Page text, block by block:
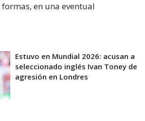
en una eventual
Estuvo en Mundial 2026: acusan a
seleccionado inglés Ivan Toney de
agresión en Londres